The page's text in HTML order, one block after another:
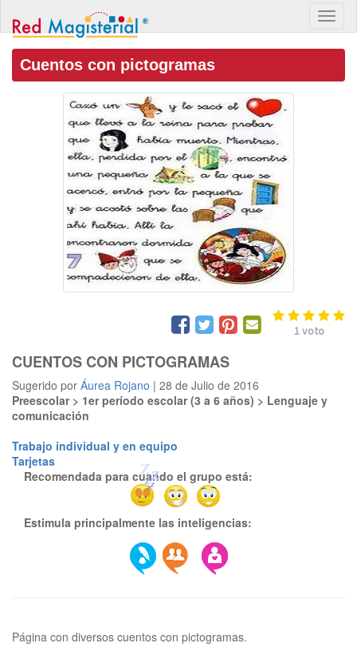
Cuentos con pictogramas
1voto
CUENTOS CON PICTOGRAMAS
Sugerido por Áurea Rojano | 28 de Julio de 2016
Preescolar > 1er período escolar (3 a 6 años) > Lenguaje y
comunicación
Trabajo individual y en equipo
Tarjetas
Recomendada para cuando el grupo está:
Estimula principalmente las inteligencias: